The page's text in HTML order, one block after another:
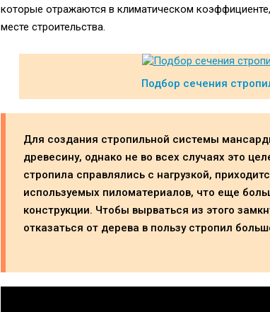
которые отражаются в климатическом
месте строительства.
Подбор сечения
Для создания стропильной системы
древесину, однако не во всех случаях это
стропила справлялись с нагрузкой,
используемых пиломатериалов, что еще
конструкции. Чтобы вырваться из этого
отказаться от дерева в пользу стропил